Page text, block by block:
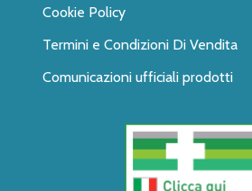
Cookie Policy
Termini e Condizioni Di Vendita
Comunicazioni ufficiali prodotti